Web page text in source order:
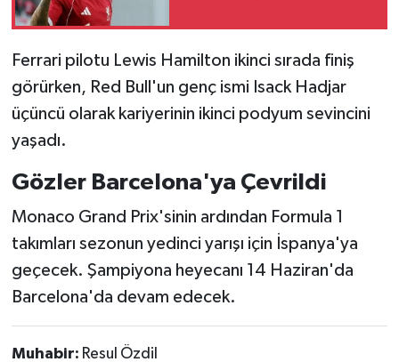
Ferrari pilotu Lewis Hamilton ikinci sırada finiş
görürken, Red Bull'un genç ismi Isack Hadjar
üçüncü olarak kariyerinin ikinci podyum sevincini
yaşadı.
Gözler Barcelona'ya Çevrildi
Monaco Grand Prix'sinin ardından Formula 1
takımları sezonun yedinci yarışı için İspanya'ya
geçecek. Şampiyona heyecanı 14 Haziran'da
Barcelona'da devam edecek.
Muhabir: Resul Özdil